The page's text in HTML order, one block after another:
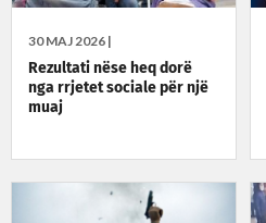
30 MAJ 2026 |
Rezultati nëse heq dorë
nga rrjetet sociale për një
muaj